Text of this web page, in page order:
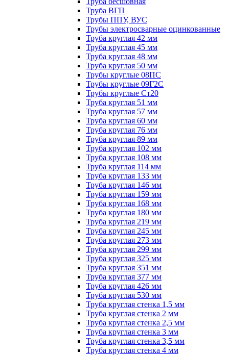
Труба ВГП
Трубы ППУ, ВУС
Трубы электросварные оцинкованные
Труба круглая 42 мм
Труба круглая 45 мм
Труба круглая 48 мм
Труба круглая 50 мм
Трубы круглые 08ПС
Трубы круглые 09Г2С
Трубы круглые Ст20
Труба круглая 51 мм
Труба круглая 57 мм
Труба круглая 60 мм
Труба круглая 76 мм
Труба круглая 89 мм
Труба круглая 102 мм
Труба круглая 108 мм
Труба круглая 114 мм
Труба круглая 133 мм
Труба круглая 146 мм
Труба круглая 159 мм
Труба круглая 168 мм
Труба круглая 180 мм
Труба круглая 219 мм
Труба круглая 245 мм
Труба круглая 273 мм
Труба круглая 299 мм
Труба круглая 325 мм
Труба круглая 351 мм
Труба круглая 377 мм
Труба круглая 426 мм
Труба круглая 530 мм
Труба круглая стенка 1,5 мм
Труба круглая стенка 2 мм
Труба круглая стенка 2,5 мм
Труба круглая стенка 3 мм
Труба круглая стенка 3,5 мм
Труба круглая стенка 4 мм